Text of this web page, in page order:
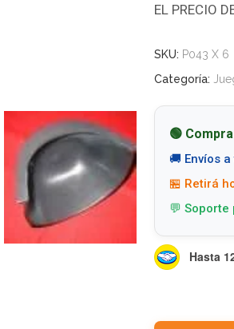
EL PRECIO
SKU: P043 X 6
Categoría:
🟢
🚚 Envíos
🏪 Retirá
💬 Soporte
Hasta